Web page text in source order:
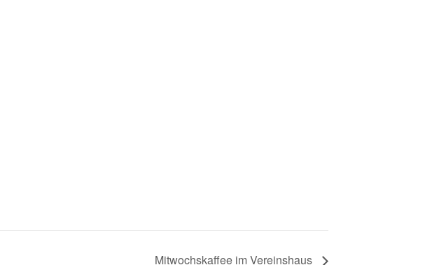
Mitwochskaffee im Vereinshaus